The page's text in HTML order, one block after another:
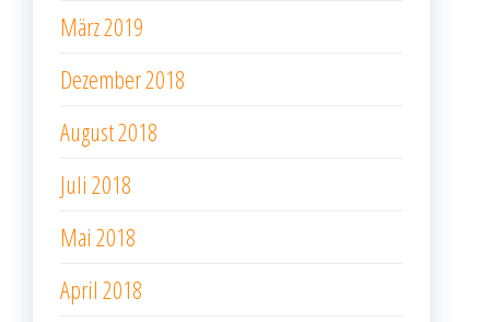
März 2019
Dezember 2018
August 2018
Juli 2018
Mai 2018
April 2018